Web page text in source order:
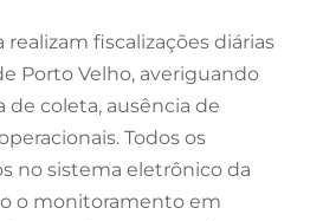
realizam fiscalizações diárias
Porto Velho, averiguando
de coleta, ausência de
Todos os
no sistema eletrônico da
o monitoramento em